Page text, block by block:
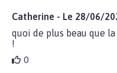
Catherine - Le 28/06/
quoi de plus beau que
!
0